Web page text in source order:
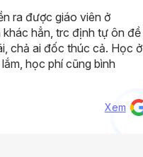
ra được giáo viên ở
hẳn, trc định tự ôn đề
chả ai đốc thúc cả. Học ở
học phí cũng bình
Xem